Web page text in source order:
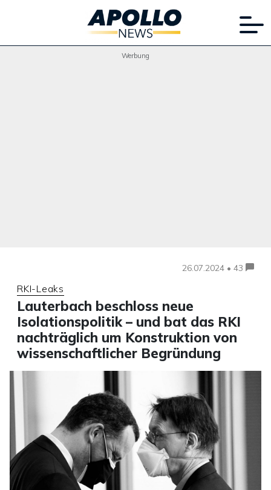
Werbung
26.07.2024 • 43
RKI-Leaks
Lauterbach beschloss neue
Isolationspolitik – und bat das RKI
nachträglich um Konstruktion von
wissenschaftlicher Begründung